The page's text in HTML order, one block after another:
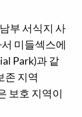
부 서식지 사
미들섹스에
Park)과 같
존 지역
보호 지역이